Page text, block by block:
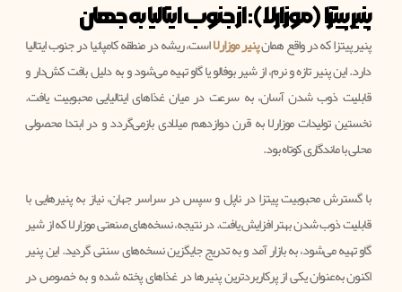
پنیر پیتزا (موزارلا): از جنوب ایتالیا به جهان
پنیر پیتزا که در واقع همانپنیر موزارلااست، ریشه در منطقه کامپانیا در جنوب ایتالیا
دارد. این پنیر تازه و نرم، از شیر بوفالو یا گاو تهیه می‌شود و به دلیل بافت کش‌دار و
قابلیت ذوب شدن آسان، به سرعت در میان غذاهای ایتالیایی محبوبیت یافت.
نخستین تولیدات موزارلا به قرن دوازدهم میلادی بازمی‌گردد و در ابتدا محصولی
محلی با ماندگاری کوتاه بود.
با گسترش محبوبیت پیتزا در ناپل و سپس در سراسر جهان، نیاز به پنیرهایی با
قابلیت ذوب شدن بهتر افزایش یافت. در نتیجه، نسخه‌های صنعتی موزارلا که از شیر
گاو تهیه می‌شود، به بازار آمد و به تدریج جایگزین نسخه‌های سنتی گردید. این پنیر
اکنون به‌عنوان یکی از پرکاربردترین پنیرها در غذاهای پخته شده و به خصوص در